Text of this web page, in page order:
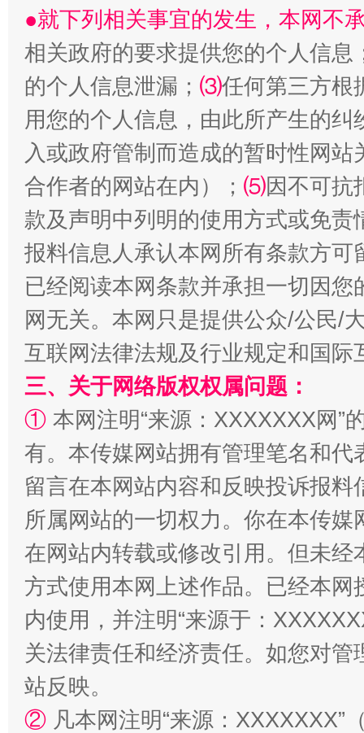
揭批美国五大"原罪" "炒
解纷+调解+退费，一次搞定
站台名比不上好声名
●就下列相关事宜的发生，本网不
相关政府的要求提供您的个人信息
的个人信息泄漏； ⑶任何第三方根
用您的个人信息，由此所产生的纠
入或政府管制而造成的暂时性网
合作者的网站在内）； ⑸因不可抗
款及声明中列明的使用方式或免责
报料信息人承认本网所有条款方
已经阅读本网条款并承担一切因
网无关。本网只是提供公众/公民/
互联网法律法规及行业规定和国
三、关于网络版权权属问题：
① 本网注明“来源：XXXXXXX网”
有。本传媒网站拥有管理笔名和
留言在本网站内容和反映投诉报
所属网站的一切权力。你在本传
在网站内转载或修改引用。但未
方式使用本网上述作品。已经本
内使用，并注明“来源于：
关法律责任和经济责任。如您对
站反映。
② 凡本网注明“来源：